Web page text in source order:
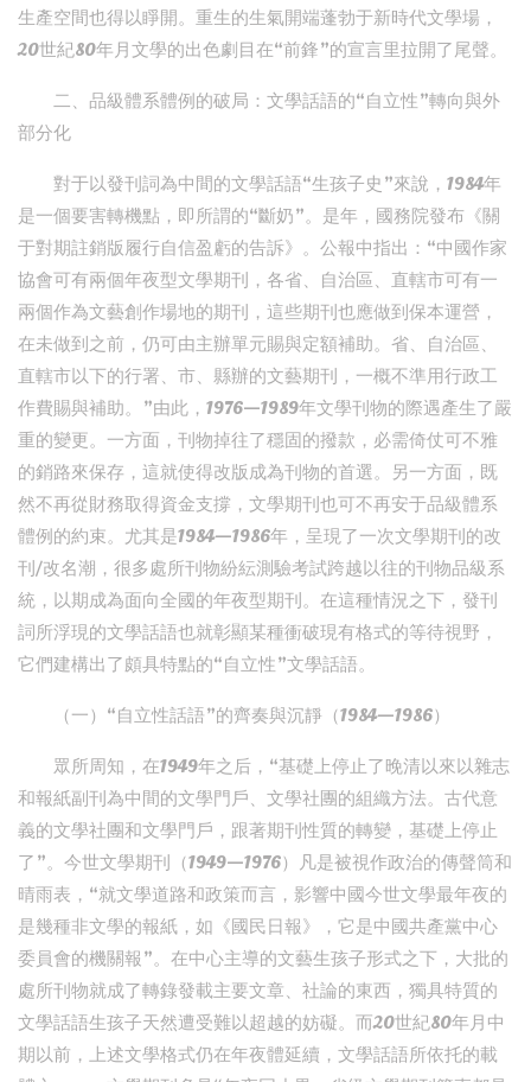
生產空間也得以睜開。重生的生氣開端蓬勃于新時代文學場，
20世紀80年月文學的出色劇目在“前鋒”的宣言里拉開了尾聲。
二、品級體系體例的破局：文學話語的“自立性”轉向與外
部分化
對于以發刊詞為中間的文學話語“生孩子史”來說，1984年
是一個要害轉機點，即所謂的“斷奶”。是年，國務院發布《關
于對期註銷版履行自信盈虧的告訴》。公報中指出：“中國作家
協會可有兩個年夜型文學期刊，各省、自治區、直轄市可有一
兩個作為文藝創作場地的期刊，這些期刊也應做到保本運營，
在未做到之前，仍可由主辦單元賜與定額補助。省、自治區、
直轄市以下的行署、市、縣辦的文藝期刊，一概不準用行政工
作費賜與補助。”由此，1976—1989年文學刊物的際遇產生了嚴
重的變更。一方面，刊物掉往了穩固的撥款，必需倚仗可不雅
的銷路來保存，這就使得改版成為刊物的首選。另一方面，既
然不再從財務取得資金支撐，文學期刊也可不再安于品級體系
體例的約束。尤其是1984—1986年，呈現了一次文學期刊的改
刊/改名潮，很多處所刊物紛紜測驗考試跨越以往的刊物品級系
統，以期成為面向全國的年夜型期刊。在這種情況之下，發刊
詞所浮現的文學話語也就彰顯某種衝破現有格式的等待視野，
它們建構出了頗具特點的“自立性”文學話語。
（一）“自立性話語”的齊奏與沉靜（1984—1986）
眾所周知，在1949年之后，“基礎上停止了晚清以來以雜志
和報紙副刊為中間的文學門戶、文學社團的組織方法。古代意
義的文學社團和文學門戶，跟著期刊性質的轉變，基礎上停止
了”。今世文學期刊（1949—1976）凡是被視作政治的傳聲筒和
晴雨表，“就文學道路和政策而言，影響中國今世文學最年夜的
是幾種非文學的報紙，如《國民日報》，它是中國共產黨中心
委員會的機關報”。在中心主導的文藝生孩子形式之下，大批的
處所刊物就成了轉錄發載主要文章、社論的東西，獨具特質的
文學話語生孩子天然遭受難以超越的妨礙。而20世紀80年月中
期以前，上述文學格式仍在年夜體延續，文學話語所依托的載